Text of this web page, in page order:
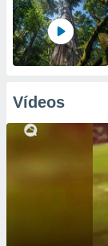
Vídeos